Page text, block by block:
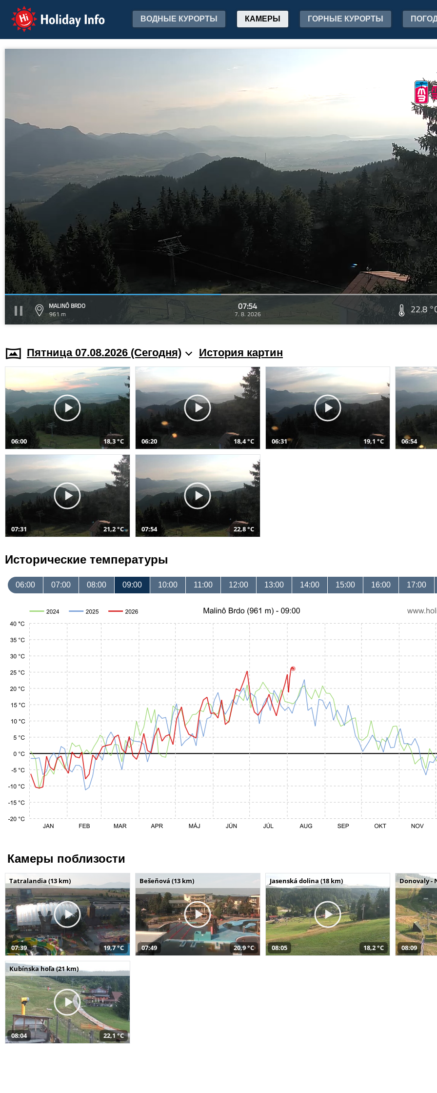
Holiday Info ВОДНЫЕ КУРОРТЫ КАМЕРЫ ГОРНЫЕ КУРОРТЫ
MALINÔ BRDO
961 m
07:54
7. 8. 2026 22.8
Пятница 07.08.2026 (Cегодня) История картин
06:00 18,3 °C 06:20 18,4 °C 06:31 19,1 °C 06:54
07:31 21,2 °C 07:54 22,8 °C
Исторические температуры
06:00 07:00 08:00 09:00 10:00 11:00 12:00 13:00 14:00 15:00 16:00 17:00
Камеры поблизости
Tatralandia (13 km)
07:39 19,7 °C
Bešeňová (13 km)
07:49 20,9 °C
Jasenská dolina (18 km)
08:05 18,2 °C
Donovaly -
08:09
Kubínska hoľa (21 km)
08:04 22,1 °C